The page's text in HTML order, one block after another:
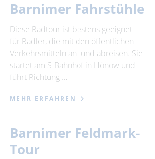
Barnimer Fahrstühle
Diese Radtour ist bestens geeignet
für Radler, die mit den öffentlichen
Verkehrsmitteln an- und abreisen. Sie
startet am S-Bahnhof in Hönow und
führt Richtung …
MEHR ERFAHREN
Barnimer Feldmark-
Tour